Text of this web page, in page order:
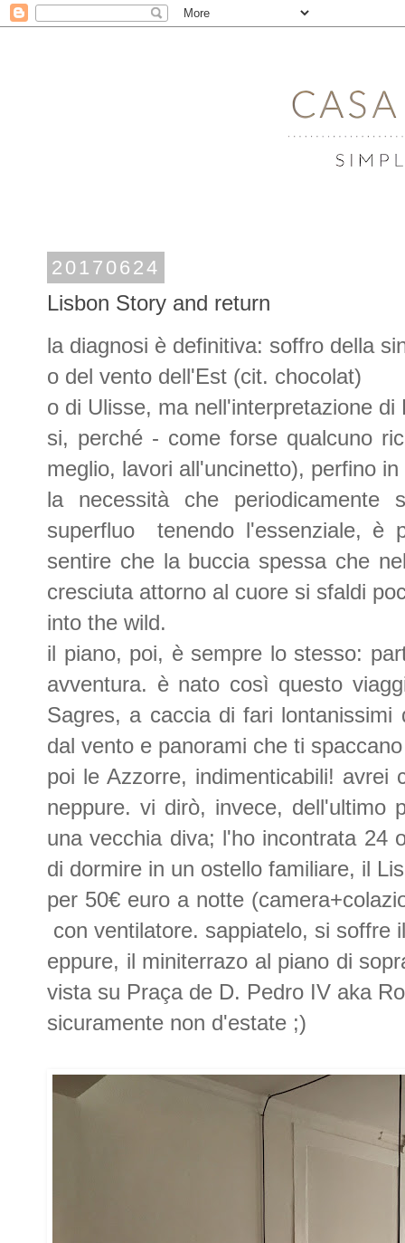
20170624
Lisbon Story and return
la diagnosi è definitiva: soffro della
o del vento dell'Est (cit. chocolat)
o di Ulisse, ma nell'interpretazione
si, perché - come forse qualcuno
meglio, lavori all'uncinetto), perfino
la necessità che
superfluo tenendo l'essenziale,
sentire che la buccia spessa che
cresciuta attorno al cuore si sfaldi
into the wild.
il piano, poi, è sempre lo stesso:
avventura. è nato così questo
Sagres, a caccia di fari
dal vento e panorami che ti
poi le Azzorre, indimenticabili!
neppure. vi dirò, invece, dell'ultimo
una vecchia diva; l'ho incontrata 24
di dormire in un ostello familiare, il
per 50€ euro a notte
con ventilatore. sappiatelo, si soffre
eppure, il miniterrazo al piano di
vista su Praça de D. Pedro IV aka
sicuramente non d'estate ;)